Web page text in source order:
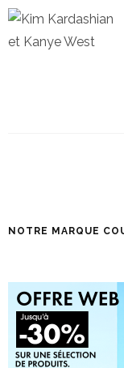
NOTRE MARQUE